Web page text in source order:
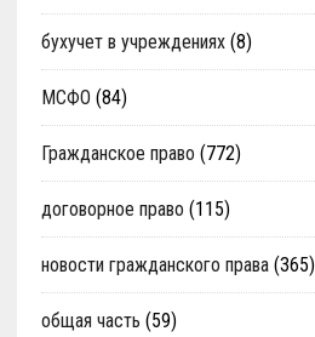
бухучет в учреждениях(8)
МСФО (84)
Гражданское право (772)
договорное право (115)
новости гражданского права(365)
общая часть (59)